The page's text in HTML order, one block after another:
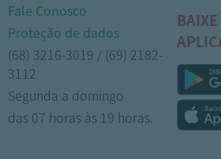
Fale Conosco
Proteção de dados
(68) 3216-3019 / (69) 2182-
3112
Segunda a domingo
das 07 horas às 19 horas.